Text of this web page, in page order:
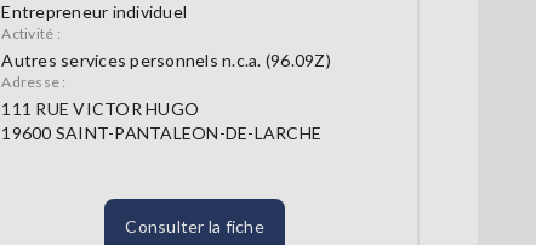
Entrepreneur individuel
Activité :
Autres services personnels n.c.a. (96.09Z)
Adresse :
111 RUE VICTOR HUGO
19600 SAINT-PANTALEON-DE-LARCHE
Consulter la fiche